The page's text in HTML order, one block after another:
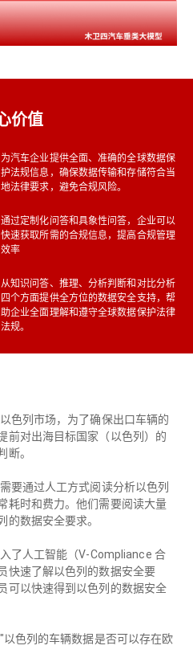
价值
为汽车企业提供全面、准确的全球数据保
护法规信息，确保数据传输和存储符合当
地法律要求，避免合规风险。
通过定制化问答和具象性问答，企业可以
快速获取所需的合规信息，提高合规管理
效率
从知识问答、推理、分析判断和对比分析
四个方面提供全方位的数据安全支持，帮
助企业全面理解和遵守全球数据保护法律
法规。
色列市场，为了确保出口车辆的
前对出海目标国家（以色列）的
断。
要通过人工方式阅读分析以色列
耗时和费力。他们需要阅读大量
的数据安全要求。
了人工智能（V-Compliance 合
快速了解以色列的数据安全要
可以快速得到以色列的数据安全
色列的车辆数据是否可以存在欧